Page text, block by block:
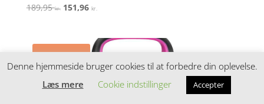
Vurderet
4.1
189,95kr. Den
var:
189,95 kr..
151,96 kr.
er:
151,96 kr..
Tilbud!
Denne hjemmeside bruger cookies til at forbedre din oplevelse.
Læs mere
Cookie indstillinger Accepter